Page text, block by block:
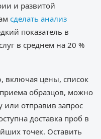
и развитой
сделать анализ
показатель в
в среднем на 20 %
цены, список
образцов, можно
или отправив запрос
доставка проб в
точек. Оставить